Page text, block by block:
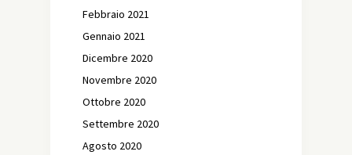
Febbraio 2021
Gennaio 2021
Dicembre 2020
Novembre 2020
Ottobre 2020
Settembre 2020
Agosto 2020